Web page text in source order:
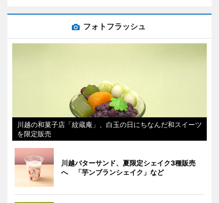
フォトフラッシュ
川越の和菓子店「紋蔵庵」、白玉の日にちなんだ和スイーツ
を限定販売
川越バターサンド、夏限定シェイク3種販売
へ 「芋ンブランシェイク」など